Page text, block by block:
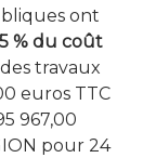
ont
% du coût
travaux
euros TTC
967,00
pour 24